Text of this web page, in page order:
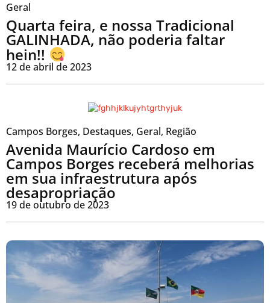
Geral
Quarta feira, e nossa Tradicional
GALINHADA, não poderia faltar
hein!!
12 de abril de 2023
Campos Borges, Destaques, Geral, Região
Avenida Maurício Cardoso em
Campos Borges receberá melhorias
em sua infraestrutura após
desapropriação
19 de outubro de 2023